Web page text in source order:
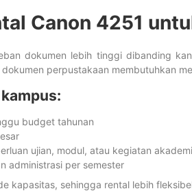
Canon 4251
dokumen lebih tinggi dibanding
perpustakaan membutuhkan
budget tahunan
ujian, modul, atau kegiatan
administrasi per semester
kapasitas, sehingga rental lebih